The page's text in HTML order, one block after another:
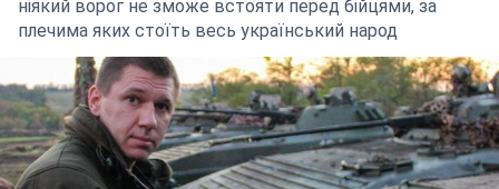
ніякий ворог не зможе встояти перед бійцями, за
плечима яких стоїть весь український народ